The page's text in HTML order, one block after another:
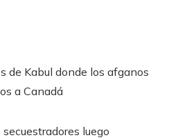
de Kabul donde los afganos
a Canadá
luego